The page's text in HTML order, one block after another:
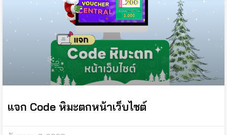
แจก Code หิมะตกหน้าเว็บไซต์